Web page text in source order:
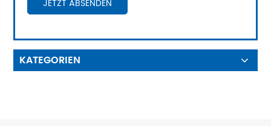
JETZT ABSENDEN
KATEGORIEN